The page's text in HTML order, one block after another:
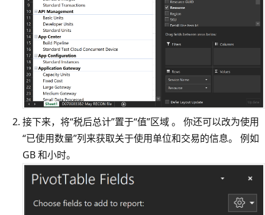
接下来，将“税后总计”置于“值”区域 。 你还可以改为使用
“已使用数量”列来获取关于使用单位和交易的信息。 例如
GB 和小时。